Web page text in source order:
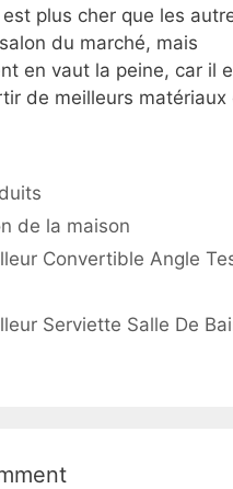
plus cher que les
du marché, mais
en vaut la peine, car il
de meilleurs matériaux
de la maison
Convertible Angle
Serviette Salle De